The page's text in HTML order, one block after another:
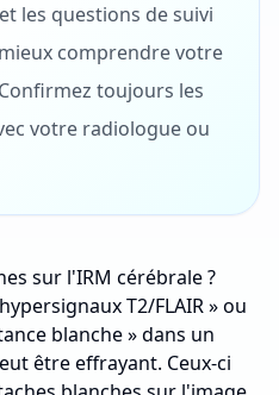
les questions de suivi
comprendre votre
toujours les
votre radiologue ou
sur l'IRM cérébrale ?
T2/FLAIR » ou
blanche » dans un
être effrayant. Ceux-ci